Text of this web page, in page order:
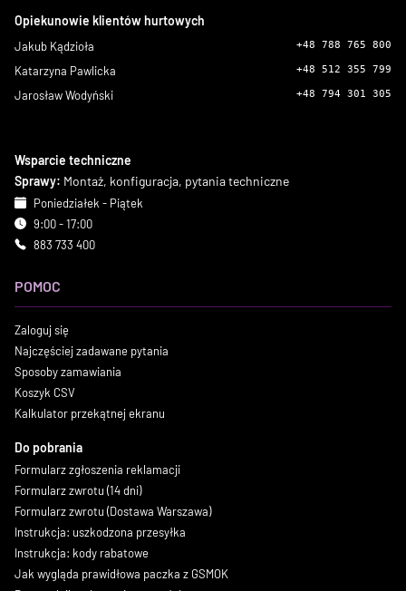
Opiekunowie klientów hurtowych
Jakub Kądzioła +48 788 765 800
Katarzyna Pawlicka +48 512 355 799
Jarosław Wodyński +48 794 301 305
Wsparcie techniczne
Sprawy: Montaż, konfiguracja, pytania techniczne
Poniedziałek - Piątek
9:00 - 17:00
883 733 400
POMOC
Zaloguj się
Najczęściej zadawane pytania
Sposoby zamawiania
Koszyk CSV
Kalkulator przekątnej ekranu
Do pobrania
Formularz zgłoszenia reklamacji
Formularz zwrotu (14 dni)
Formularz zwrotu (Dostawa Warszawa)
Instrukcja: uszkodzona przesyłka
Instrukcja: kody rabatowe
Jak wygląda prawidłowa paczka z GSMOK